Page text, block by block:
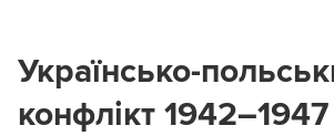
Українсько-
конфлікт